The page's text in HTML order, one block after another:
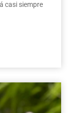
casi siempre